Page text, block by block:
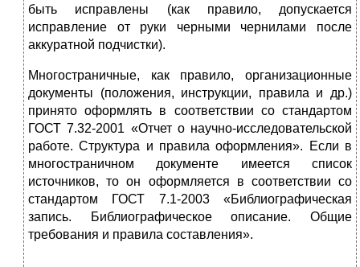
быть исправлены (как правило, допуска­ется
исправление от руки черными чернилами после
аккуратной подчистки).
Многостраничные, как правило, организационные
документы (положения, инструкции, правила и др.)
принято оформлять в со­ответствии со стандартом
ГОСТ 7.32-2001 «Отчет о научно-иссле­довательской
работе. Структура и правила оформления». Если в
многостраничном документе имеется список
источников, то он оформляется в соответствии со
стандартом ГОСТ 7.1-2003 «Биб­лиографическая
запись. Библиографическое описание. Общие
требования и правила составления».